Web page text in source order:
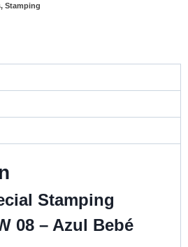
, Stamping
Stamping
08 – Azul Bebé